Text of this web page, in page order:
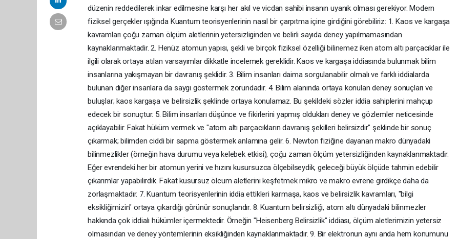
düzenin reddedilerek inkar edilmesine karşı her akıl ve vicdan sahibi insanın uyanık olması gerekiyor. Modern
fiziksel gerçekler ışığında Kuantum teorisyenlerinin nasıl bir çarpıtma içine girdiğini görebiliriz: 1. Kaos ve kargaşa
kavramları çoğu zaman ölçüm aletlerinin yetersizliginden ve belirli sayıda deney yapılmamasından
kaynaklanmaktadir. 2. Henüz atomun yapısı, şekli ve birçok fiziksel özelliği bilinemez iken atom altı parçacıklar ile
ilgili olarak ortaya atılan varsayımlar dikkatle incelemek gereklidir. Kaos ve kargaşa iddiasında bulunmak bilim
insanlarına yakışmayan bir davranış şeklidir. 3. Bilim insanları daima sorgulanabilir olmalı ve farklı iddialarda
bulunan diğer insanlara da saygı göstermek zorundadır. 4. Bilim alanında ortaya konulan deney sonuçları ve
buluşlar; kaos kargaşa ve belirsizlik şeklinde ortaya konulamaz. Bu şekildeki sözler iddia sahiplerini mahçup
edecek bir sonuçtur. 5. Bilim insanları düşünce ve fikirlerini yapmış oldukları deney ve gözlemler neticesinde
açıklayabilir. Fakat hüküm vermek ve "atom altı parçacıkların davranış şekilleri belirsizdir" şeklinde bir sonuç
çıkarmak; bilimden ciddi bir sapma göstermek anlamına gelir. 6. Newton fiziğine dayanan makro dünyadaki
bilinmezlikler (örneğin hava durumu veya kelebek etkisi), çoğu zaman ölçüm yetersizliğinden kaynaklanmaktadir.
Eğer evrendeki her bir atomun yerini ve hızını kusursuzca ölçebilseydik, geleceği büyük ölçüde tahmin edebilir
çıkarımlar yapabilirdik. Fakat kusursuz ölcum aletlerini keşfetmek mikro ve makro evrene girdikçe daha da
zorlaşmaktadır. 7. Kuantum teorisyenlerinin iddia ettikleri karmaşa, kaos ve belirsizlik kavramları, "bilgi
eksikliğimizin" ortaya çıkardığı görünür sonuçlandır. 8. Kuantum belirsizliği, atom altı dünyadaki bilinmezler
hakkında çok iddialı hükümler içermektedir. Örneğin "Heisenberg Belirsizlik" iddiası, ölçüm aletlerimizin yetersiz
olmasından ve deney yöntemlerinin eksikliğinden kaynaklanmaktadır. 9. Bir elektronun aynı anda hem konumunu